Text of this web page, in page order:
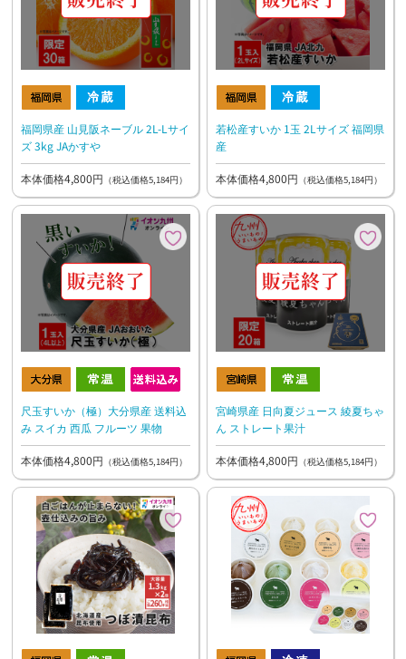
福岡県産 山見阪ネーブル 2L-Lサイ
ズ 3kg JAかすや
本体価格4,800円 （税込価格5,184円）
若松産すいか 1玉 2Lサイズ 福岡県
産
本体価格4,800円 （税込価格5,184円）
尺玉すいか（極）大分県産 送料込
み スイカ 西瓜 フルーツ 果物
本体価格4,800円 （税込価格5,184円）
宮崎県産 日向夏ジュース 綾夏ちゃ
ん ストレート果汁
本体価格4,800円 （税込価格5,184円）